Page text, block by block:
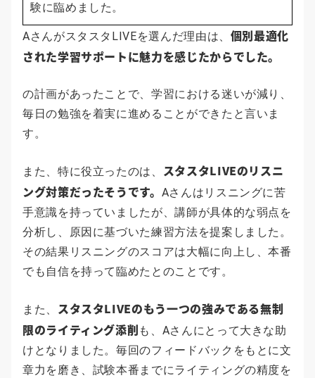
験に臨めました。
AさんがスタスタLIVEを選んだ理由は、 個別最適化
された学習サポートに魅力を感じたからでした。
の計画があったことで、学習における迷いが減り、
毎日の勉強を着実に進めることができたと言いま
す。
また、特に役立ったのは、 スタスタLIVEのリスニ
ング対策だったそうです。 Aさんはリスニングに苦
手意識を持っていましたが、講師が具体的な弱点を
分析し、原因に基づいた練習方法を提案しました。
その結果リスニングのスコアは大幅に向上し、本番
でも自信を持って臨めたとのことです。
また、 スタスタLIVEのもう一つの強みである無制
限のライティング添削 も、Aさんにとって大きな助
けとなりました。毎回のフィードバックをもとに文
章力を磨き、試験本番までにライティングの精度を